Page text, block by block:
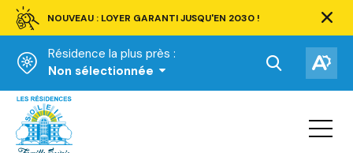
NOUVEAU : LOYER GARANTI JUSQU'EN 2030 !
barre
Résidence la plus près :
Non sélectionnée
Ouvrir
la
recherche.
la
Accueil
Ouvrir
la